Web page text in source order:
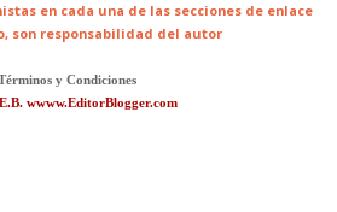
en cada una de las secciones de enlace
son responsabilidad del autor
y Condiciones
wwww.EditorBlogger.com